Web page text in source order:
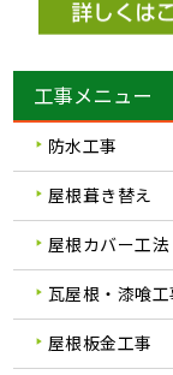
工事メニュー
防水工事
屋根葺き替え
屋根カバー工法
瓦屋根・漆喰工
屋根板金工事